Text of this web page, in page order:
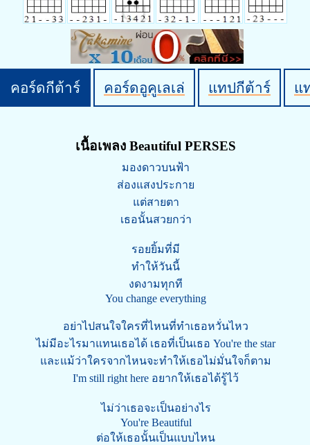
คอร์ดกีต้าร์ คอร์ดอูคูเลเล่ แทปกีต้าร์ แ
เนื้อเพลง Beautiful PERSES
มองดาวบนฟ้า
ส่องแสงประกาย
แต่สายตา
เธอนั้นสวยกว่า
รอยยิ้มที่มี
ทำให้วันนี้
งดงามทุกที
You change everything
อย่าไปสนใจใครที่ไหนที่ทำเธอหวั่นไหว
ไม่มีอะไรมาแทนเธอได้ เธอที่เป็นเธอ You're the star
และแม้ว่าใครจากไหนจะทำให้เธอไม่มั่นใจก็ตาม
I'm still right here อยากให้เธอได้รู้ไว้
ไม่ว่าเธอจะเป็นอย่างไร
You're Beautiful
ต่อให้เธอนั้นเป็นแบบไหน